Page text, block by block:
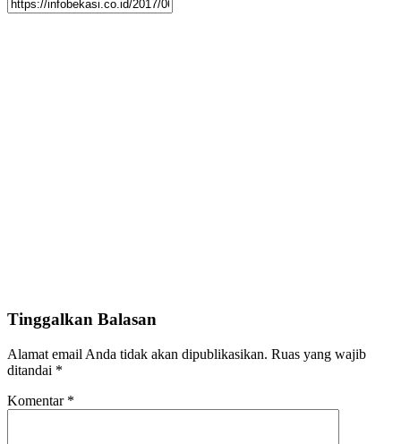
Tinggalkan Balasan
Alamat email Anda tidak akan dipublikasikan. Ruas yang wajib
ditandai *
Komentar *